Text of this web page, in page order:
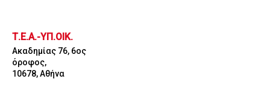
περιεχόμενο
Τ.Ε.Α.-ΥΠ.ΟΙΚ.
Ακαδημίας 76, 6ος
όροφος,
10678, Αθήνα